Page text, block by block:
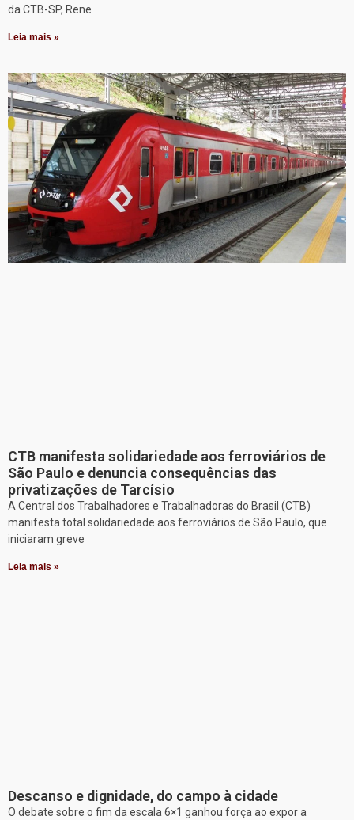
da CTB-SP, Rene
Leia mais »
CTB manifesta solidariedade aos ferroviários de
São Paulo e denuncia consequências das
privatizações de Tarcísio
A Central dos Trabalhadores e Trabalhadoras do Brasil (CTB)
manifesta total solidariedade aos ferroviários de São Paulo, que
iniciaram greve
Leia mais »
Descanso e dignidade, do campo à cidade
O debate sobre o fim da escala 6×1 ganhou força ao expor a